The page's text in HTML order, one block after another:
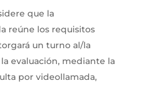
que la
reúne los requisitos
un turno al/la
evaluación, mediante la
por videollamada,